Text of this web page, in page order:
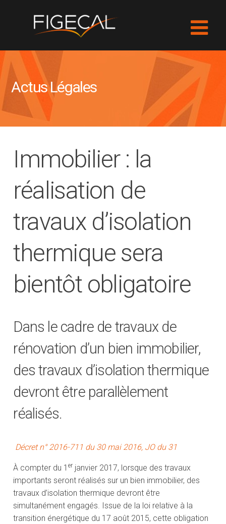
Actus Légales
Immobilier : la
réalisation de
travaux d’isolation
thermique sera
bientôt obligatoire
Dans le cadre de travaux de
rénovation d’un bien immobilier,
des travaux d’isolation thermique
devront être parallèlement
réalisés.
Décret n° 2016-711 du 30 mai 2016, JO du 31
À compter du 1er janvier 2017, lorsque des travaux
importants seront réalisés sur un bien immobilier, des
travaux d’isolation thermique devront être
simultanément engagés. Issue de la loi relative à la
transition énergétique du 17 août 2015, cette obligation